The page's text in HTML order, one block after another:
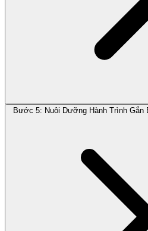
Bước 5: Nuôi Dưỡng Hành Trình Gắn